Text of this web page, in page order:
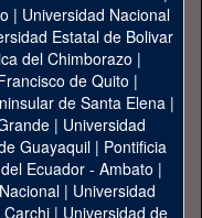
| Universidad Nacional
Estatal de Bolivar
del Chimborazo |
de Quito |
de Santa Elena|
| Universidad
Guayaquil| Pontificia
Ecuador - Ambato |
| Universidad
| Universidad de